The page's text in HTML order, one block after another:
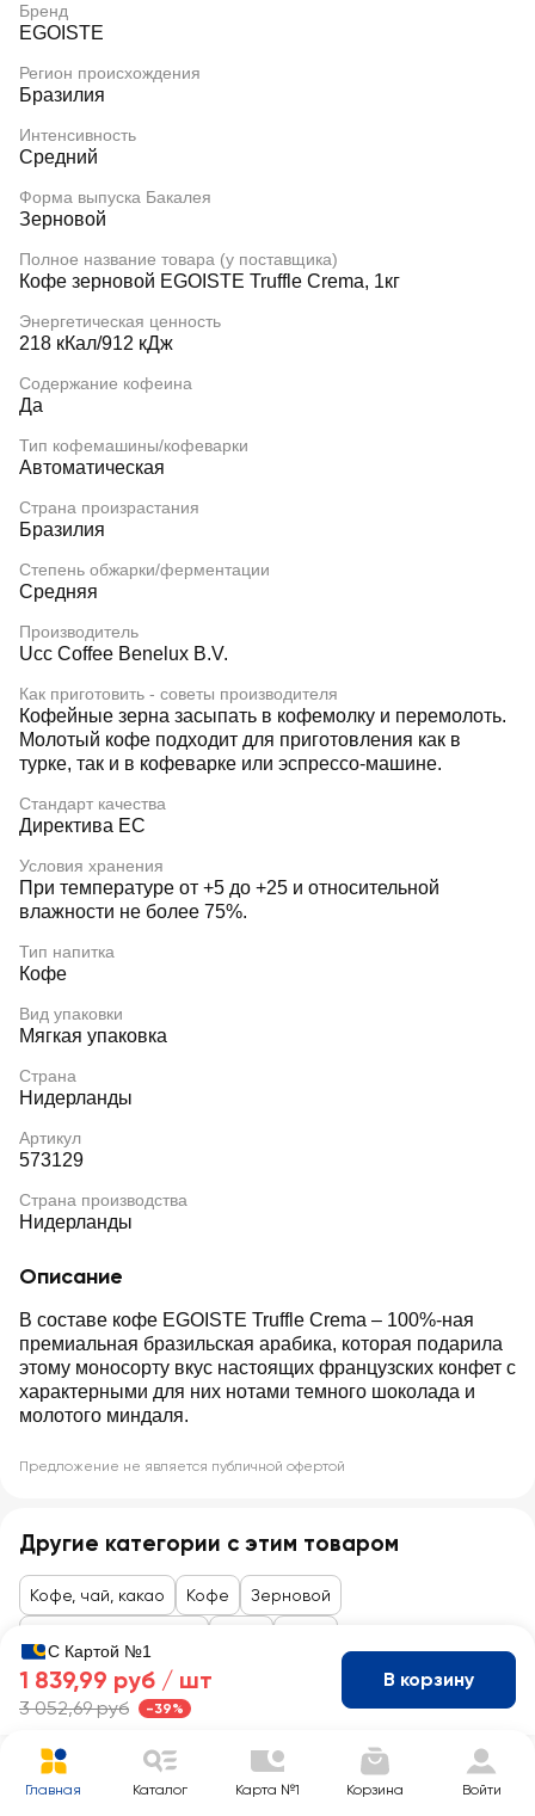
Бренд
EGOISTE
Регион происхождения
Бразилия
Интенсивность
Средний
Форма выпуска Бакалея
Зерновой
Полное название товара (у поставщика)
Кофе зерновой EGOISTE Truffle Crema, 1кг
Энергетическая ценность
218 кКал/912 кДж
Содержание кофеина
Да
Тип кофемашины/кофеварки
Автоматическая
Страна произрастания
Бразилия
Степень обжарки/ферментации
Средняя
Производитель
Ucc Coffee Benelux B.V.
Как приготовить - советы производителя
Кофейные зерна засыпать в кофемолку и перемолоть.
Молотый кофе подходит для приготовления как в
турке, так и в кофеварке или эспрессо-машине.
Стандарт качества
Директива ЕС
Условия хранения
При температуре от +5 до +25 и относительной
влажности не более 75%.
Тип напитка
Кофе
Вид упаковки
Мягкая упаковка
Страна
Нидерланды
Артикул
573129
Страна производства
Нидерланды
Описание
В составе кофе EGOISTE Truffle Crema ‒ 100%-ная
премиальная бразильская арабика, которая подарила
этому моносорту вкус настоящих французских конфет с
характерными для них нотами темного шоколада и
молотого миндаля.
Предложение не является публичной офертой
Другие категории с этим товаром
Кофе, чай, какао Кофе Зерновой
С Картой №1
1 839,99 руб / шт
3 052,69 руб -39%
В корзину
Главная Каталог Карта №1 Корзина Войти